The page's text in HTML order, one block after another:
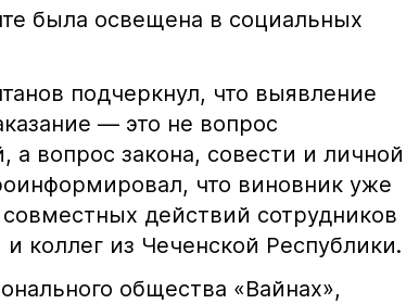
была освещена в социальных
подчеркнул, что выявление
— это не вопрос
вопрос закона, совести и личной
что виновник уже
совместных действий сотрудников
коллег из Чеченской Республики.
общества «Вайнах»,